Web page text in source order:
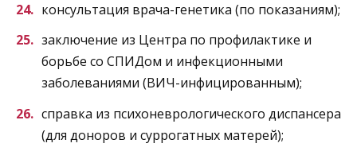
консультация врача-генетика (по показаниям);
заключение из Центра по профилактике и
борьбе со СПИДом и инфекционными
заболеваниями (ВИЧ-инфицированным);
справка из психоневрологического диспансера
(для доноров и суррогатных матерей);